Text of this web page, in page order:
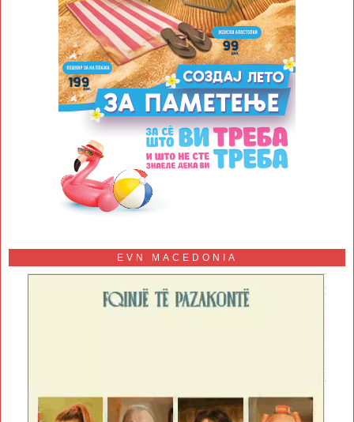
EVN MACEDONIA